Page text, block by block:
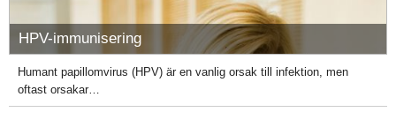
HPV-immunisering
Humant papillomvirus (HPV) är en vanlig orsak till infektion, men
oftast orsakar…